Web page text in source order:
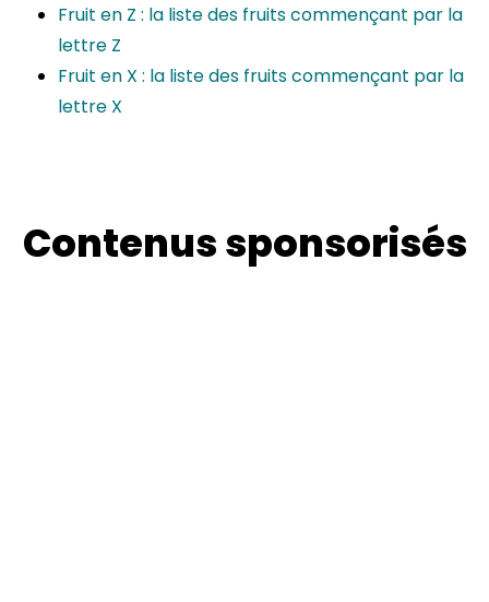
Fruit en Z : la liste des fruits commençant par la
lettre Z
Fruit en X : la liste des fruits commençant par la
lettre X
Contenus sponsorisés